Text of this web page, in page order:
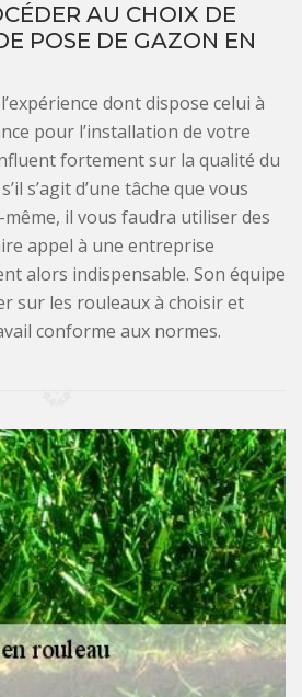
AU CHOIX DE
POSE DE GAZON EN
dont dispose celui à
pour l’installation de votre
fortement sur la qualité du
s’agit d’une tâche que vous
il vous faudra utiliser des
appel à une entreprise
alors indispensable. Son équipe
sur les rouleaux à choisir et
conforme aux normes.